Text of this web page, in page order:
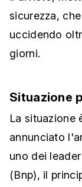
sicurezza,
uccidendo
giorni.
Situazione
La situazione
annunciato
uno dei
(Bnp), il